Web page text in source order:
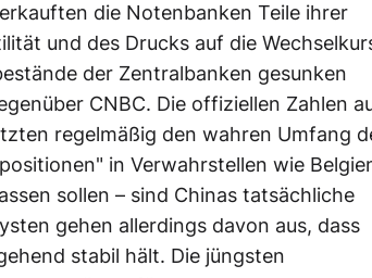
die Notenbanken Teile ihrer
und des Drucks auf die
der Zentralbanken gesunken
CNBC. Die offiziellen Zahlen
regelmäßig den wahren Umfang
in Verwahrstellen wie
sollen – sind Chinas tatsächliche
gehen allerdings davon aus, dass
stabil hält. Die jüngsten